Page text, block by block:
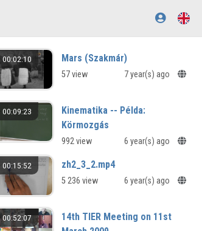
00:02:10 Mars (Szakmár)
57 view 7 year(s) ago
00:09:23
Kinematika -- Példa:
Körmozgás
992 view 6 year(s) ago
00:15:52 zh2_3_2.mp4
5 236 view 6 year(s) ago
00:52:07
14th TIER Meeting on 11st